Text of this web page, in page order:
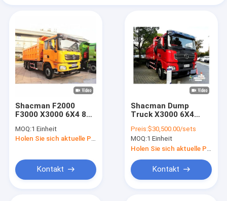
Shacman F2000
F3000 X3000 6X4 8X4
Schwerlast-Tipper
Truck Bergbau
MOQ:1 Einheit
Holen Sie sich aktuelle Preis
Kontakt
Shacman Dump
Truck X3000 6X4
Truck 8X4 Tipper
Truck Shaanxi China
Werkspreis Hot Sale
H3000 F3000
Preis:$30,500.00/sets
MOQ:1 Einheit
Kontakt